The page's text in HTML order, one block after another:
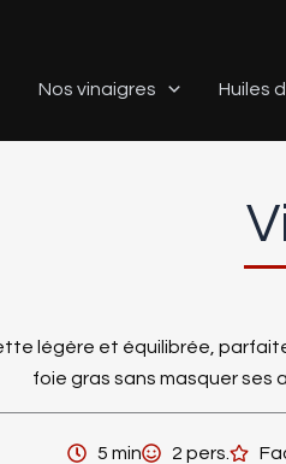
Nos vinaigres Huiles
légère et équilibrée,
foie gras sans masquer ses
5 min 2 pers.